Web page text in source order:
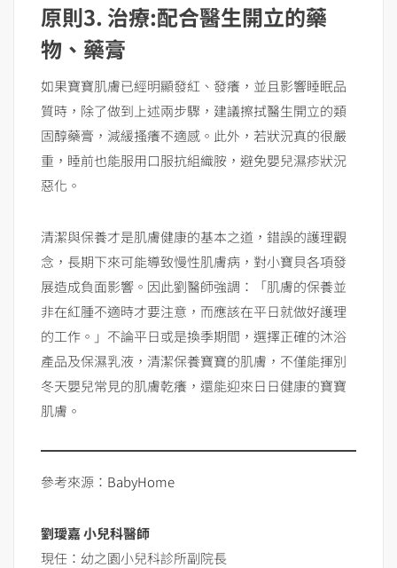
原則3. 治療:配合醫生開立的藥
物、藥膏
如果寶寶肌膚已經明顯發紅、發癢，並且影響睡眠品
質時，除了做到上述兩步驟，建議擦拭醫生開立的類
固醇藥膏，減緩搔癢不適感。此外，若狀況真的很嚴
重，睡前也能服用口服抗組織胺，避免嬰兒濕疹狀況
惡化。
清潔與保養才是肌膚健康的基本之道，錯誤的護理觀
念，長期下來可能導致慢性肌膚病，對小寶貝各項發
展造成負面影響。因此劉醫師強調：「肌膚的保養並
非在紅腫不適時才要注意，而應該在平日就做好護理
的工作。」不論平日或是換季期間，選擇正確的沐浴
產品及保濕乳液，清潔保養寶寶的肌膚，不僅能揮別
冬天嬰兒常見的肌膚乾癢，還能迎來日日健康的寶寶
肌膚。
參考來源： BabyHome
劉璦嘉小兒科醫師
現任：幼之園小兒科診所副院長